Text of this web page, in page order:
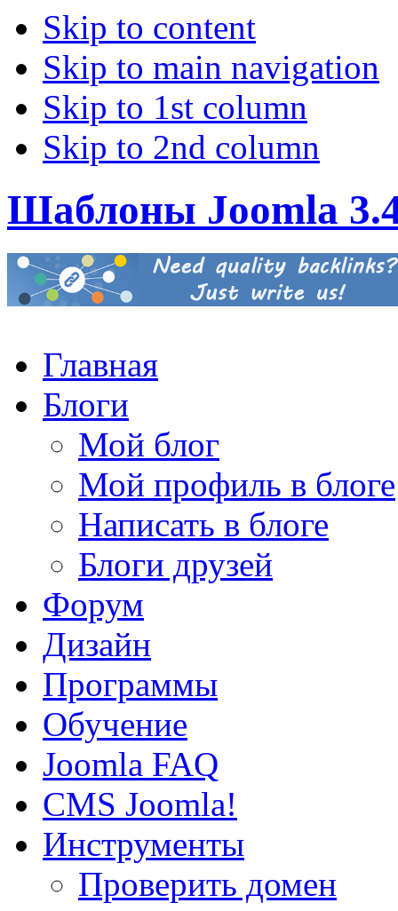
Skip to content
Skip to main navigation
Skip to 1st column
Skip to 2nd column
Шаблоны Joomla
Главная
Блоги
Мой блог
Мой профиль в блоге
Написать в блоге
Блоги друзей
Форум
Дизайн
Программы
Обучение
Joomla FAQ
CMS Joomla!
Инструменты
Проверить домен